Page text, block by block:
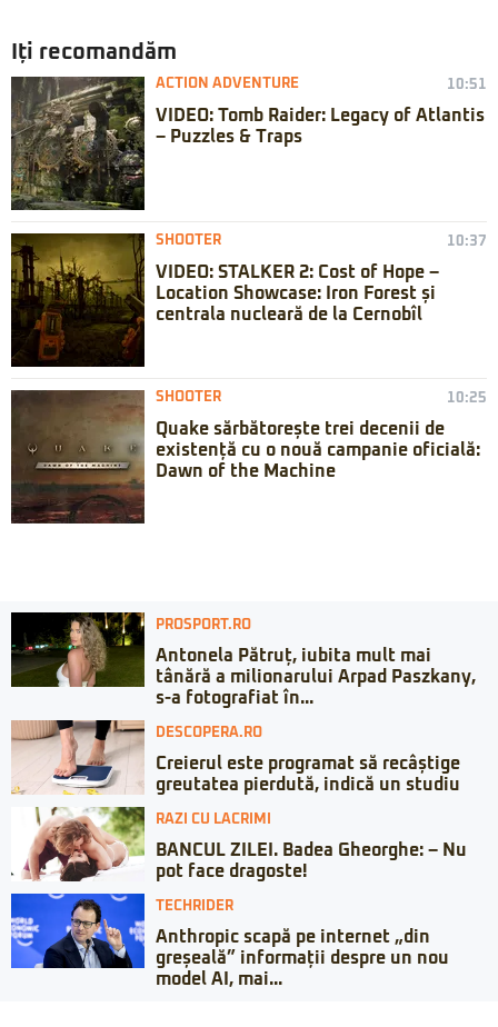
Iți recomandăm
ACTION ADVENTURE 10:51
VIDEO: Tomb Raider: Legacy of Atlantis
– Puzzles & Traps
SHOOTER 10:37
VIDEO: STALKER 2: Cost of Hope –
Location Showcase: Iron Forest și
centrala nucleară de la Cernobîl
SHOOTER 10:25
Quake sărbătorește trei decenii de
existență cu o nouă campanie oficială:
Dawn of the Machine
PROSPORT.RO
Antonela Pătruț, iubita mult mai
tânără a milionarului Arpad Paszkany,
s-a fotografiat în...
DESCOPERA.RO
Creierul este programat să recâștige
greutatea pierdută, indică un studiu
RAZI CU LACRIMI
BANCUL ZILEI. Badea Gheorghe: – Nu
pot face dragoste!
TECHRIDER
Anthropic scapă pe internet „din
greșeală” informații despre un nou
model AI, mai...